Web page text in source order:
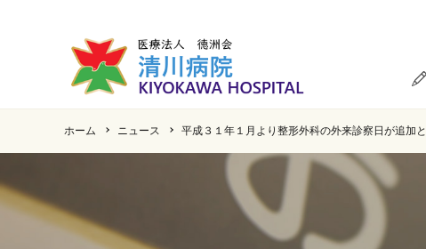
ホーム ニュース 平成３１年１月より整形外科の外来診察日が追加と